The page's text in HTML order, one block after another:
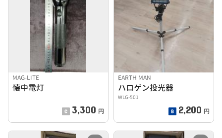
MAG-LITE
懐中電灯
3,300 円
EARTH MAN
ハロゲン投光器
WLG-501
2,200 円